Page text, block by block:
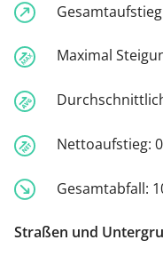
Maximal
Nettoaufstieg:
Gesamtabfall:
Straßen und